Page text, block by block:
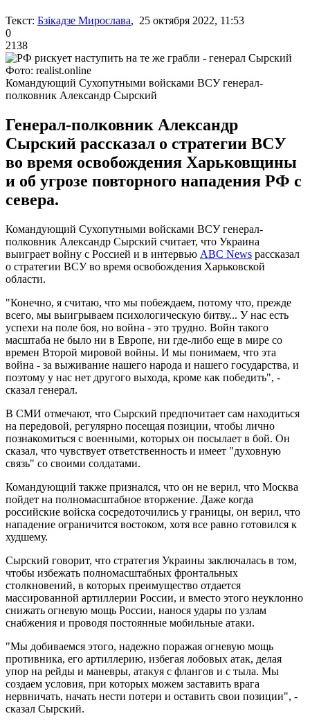
Текст: Бзікадзе Мирослава, 25 октября 2022, 11:53
0
2138
Фото: realist.online
Командующий Сухопутными войсками ВСУ генерал-
полковник Александр Сырский
Генерал-полковник Александр
Сырский рассказал о стратегии ВСУ
во время освобождения Харьковщины
и об угрозе повторного нападения РФ с
севера.
Командующий Сухопутными войсками ВСУ генерал-
полковник Александр Сырский считает, что Украина
выиграет войну с Россией и в интервью ABC News рассказал
о стратегии ВСУ во время освобождения Харьковской
области.
"Конечно, я считаю, что мы побеждаем, потому что, прежде
всего, мы выигрываем психологическую битву... У нас есть
успехи на поле боя, но война - это трудно. Войн такого
масштаба не было ни в Европе, ни где-либо еще в мире со
времен Второй мировой войны. И мы понимаем, что эта
война - за выживание нашего народа и нашего государства, и
поэтому у нас нет другого выхода, кроме как победить", -
сказал генерал.
В СМИ отмечают, что Сырский предпочитает сам находиться
на передовой, регулярно посещая позиции, чтобы лично
познакомиться с военными, которых он посылает в бой. Он
сказал, что чувствует ответственность и имеет "духовную
связь" со своими солдатами.
Командующий также признался, что он не верил, что Москва
пойдет на полномасштабное вторжение. Даже когда
российские войска сосредоточились у границы, он верил, что
нападение ограничится востоком, хотя все равно готовился к
худшему.
Сырский говорит, что стратегия Украины заключалась в том,
чтобы избежать полномасштабных фронтальных
столкновений, в которых преимущество отдается
массированной артиллерии России, и вместо этого неуклонно
снижать огневую мощь России, нанося удары по узлам
снабжения и проводя постоянные мобильные атаки.
"Мы добиваемся этого, надежно поражая огневую мощь
противника, его артиллерию, избегая лобовых атак, делая
упор на рейды и маневры, атакуя с флангов и с тыла. Мы
создаем условия, при которых можем заставить врага
нервничать, начать нести потери и оставить свои позиции", -
сказал Сырский.